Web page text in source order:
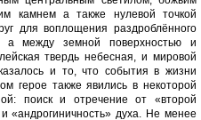
камнем а также нулевой точкой
для воплощения раздроблённого
а между земной поверхностью и
твердь небесная, и мировой
и то, что события в жизни
герое также явились в некоторой
поиск и отречение от «второй
«андрогиничность» духа. Не менее